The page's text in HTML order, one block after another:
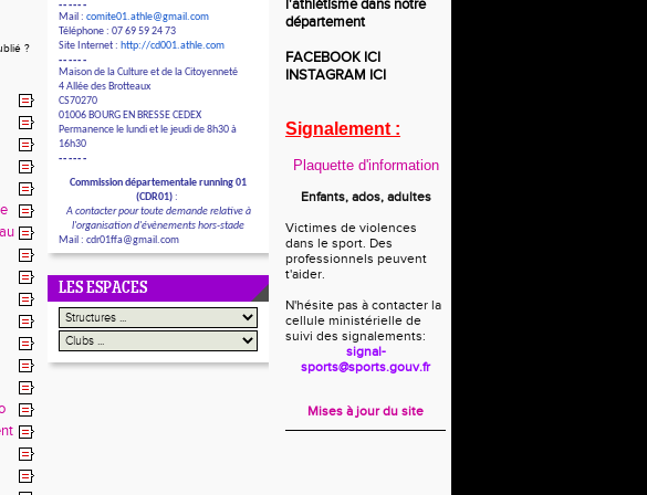
?
------
Mail : comite01.athle@gmail.com
Téléphone : 07 69 59 24 73
Site Internet : http://cd001.athle.com
------
Maison de la Culture et de la Citoyenneté
4 Allée des Brotteaux
CS70270
01006 BOURG EN BRESSE CEDEX
Permanence le lundi et le jeudi de 8h30 à
16h30
------
Commission départementale running 01
(CDR01):
A contacter pour toute demande relative à
l'organisation d'évènements hors-stade
Mail : cdr01ffa@gmail.com
LES ESPACES
l'athlétisme dans notre
département
FACEBOOKICI
INSTAGRAM ICI
Signalement :
Plaquette d'information
Enfants, ados, adultes
Victimes de violences
dans le sport. Des
professionnels peuvent
t'aider.
N'hésite pas à contacter la
cellule ministérielle de
suivi des signalements:
signal-
sports@sports.gouv.fr
Mises à jour du site